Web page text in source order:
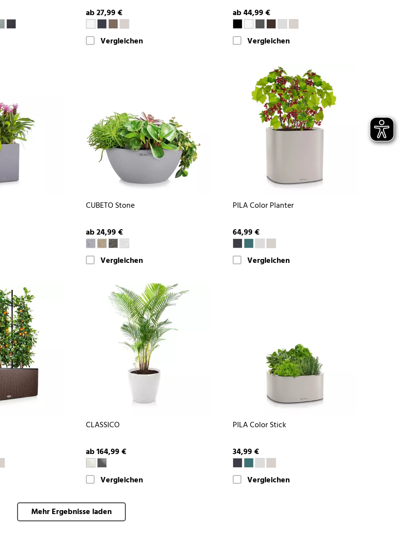
ab 27,99 €
Vergleichen
ab 44,99 €
Vergleichen
CUBETO Stone
ab 24,99 €
Vergleichen
PILA Color Planter
64,99 €
Vergleichen
CLASSICO
ab 164,99 €
Vergleichen
PILA Color Stick
34,99 €
Vergleichen
Mehr Ergebnisse laden